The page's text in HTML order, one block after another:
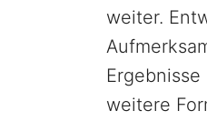
weiter.
weitere